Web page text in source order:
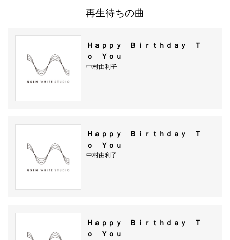
再生待ちの曲
Ｈａｐｐｙ Ｂｉｒｔｈｄａｙ Ｔ
ｏ Ｙｏｕ
中村由利子
Ｈａｐｐｙ Ｂｉｒｔｈｄａｙ Ｔ
ｏ Ｙｏｕ
中村由利子
Ｈａｐｐｙ Ｂｉｒｔｈｄａｙ Ｔ
ｏ Ｙｏｕ